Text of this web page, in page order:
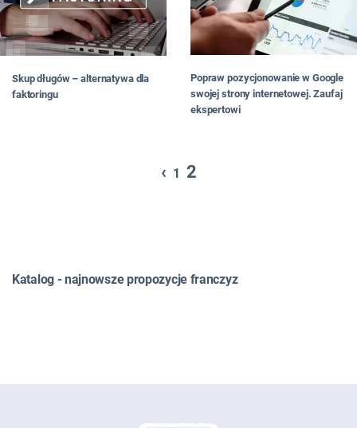
Skup długów – alternatywa dla
faktoringu
Popraw pozycjonowanie w Google
swojej strony internetowej. Zaufaj
ekspertowi
‹ 1 2
Katalog - najnowsze propozycje franczyz